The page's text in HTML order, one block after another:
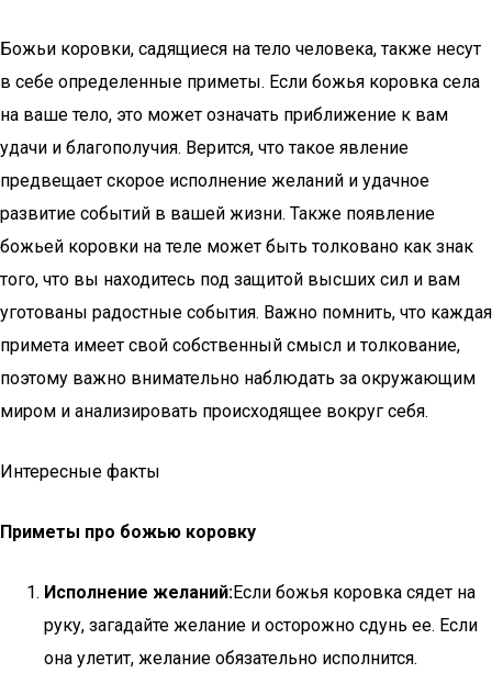
Божьи коровки, садящиеся на тело человека, также несут
в себе определенные приметы. Если божья коровка села
на ваше тело, это может означать приближение к вам
удачи и благополучия. Верится, что такое явление
предвещает скорое исполнение желаний и удачное
развитие событий в вашей жизни. Также появление
божьей коровки на теле может быть толковано как знак
того, что вы находитесь под защитой высших сил и вам
уготованы радостные события. Важно помнить, что каждая
примета имеет свой собственный смысл и толкование,
поэтому важно внимательно наблюдать за окружающим
миром и анализировать происходящее вокруг себя.
Интересные факты
Приметы про божью коровку
Исполнение желаний:Если божья коровка сядет на
руку, загадайте желание и осторожно сдунь ее. Если
она улетит, желание обязательно исполнится.